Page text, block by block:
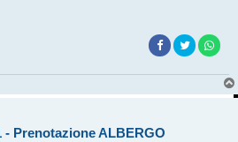
- Prenotazione ALBERGO